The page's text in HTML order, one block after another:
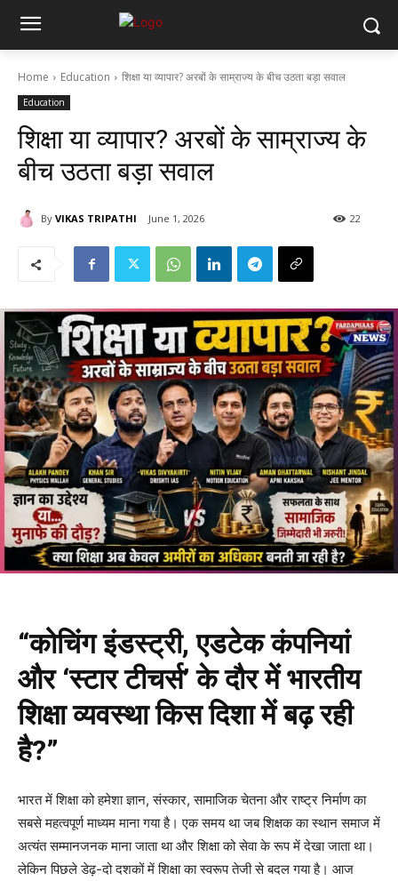
Home Education शिक्षा या व्यापार? अरबों के साम्राज्य के बीच उठता बड़ा सवाल
Education
शिक्षा या व्यापार? अरबों के साम्राज्य के
बीच उठता बड़ा सवाल
By VIKAS TRIPATHI June 1, 2026 22
“कोचिंग इंडस्ट्री, एडटेक कंपनियां
और ‘स्टार टीचर्स’ के दौर में भारतीय
शिक्षा व्यवस्था किस दिशा में बढ़ रही
है?”
भारत में शिक्षा को हमेशा ज्ञान, संस्कार, सामाजिक चेतना और राष्ट्र निर्माण का
सबसे महत्वपूर्ण माध्यम माना गया है। एक समय था जब शिक्षक का स्थान समाज में
अत्यंत सम्मानजनक माना जाता था और शिक्षा को सेवा के रूप में देखा जाता था।
लेकिन पिछले डेढ़-दो दशकों में शिक्षा का स्वरूप तेजी से बदल गया है। आज